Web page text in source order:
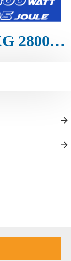
สกัดไฟฟ้า PUMA 15KG 2800W PM-15DH